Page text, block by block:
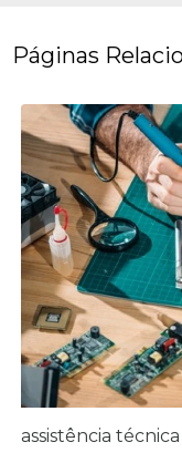
Páginas
assistência